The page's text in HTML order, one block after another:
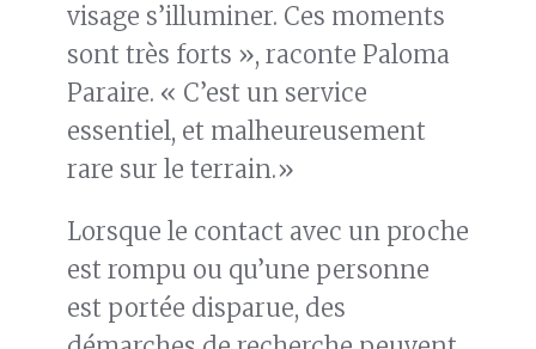
visage s’illuminer. Ces moments
sont très forts », raconte Paloma
Paraire. « C’est un service
essentiel, et malheureusement
rare sur le terrain.»
Lorsque le contact avec un proche
est rompu ou qu’une personne
est portée disparue, des